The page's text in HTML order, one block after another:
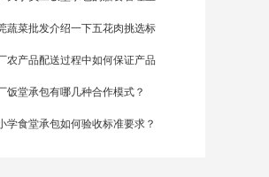
？
蔬菜批发介绍一下五花肉挑选标
肉质特点？
农产品配送过程中如何保证产品
？
饭堂承包有哪几种合作模式？
学食堂承包如何验收标准要求？